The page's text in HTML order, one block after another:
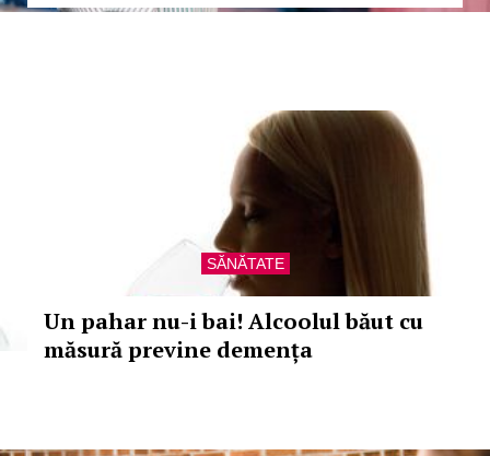
SĂNĂTATE
Un pahar nu-i bai! Alcoolul băut cu
măsură previne demența